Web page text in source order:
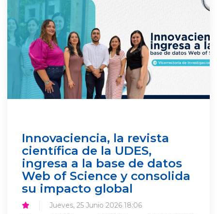
Innovaciencia, la revista
científica de la UDES,
ingresa a la base de datos
Web of Science y consolida
su impacto global
Jueves, 25 Junio 2026 18:06